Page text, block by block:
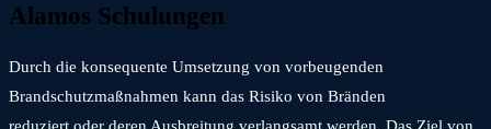
Alamos Schulungen
Durch die konsequente Umsetzung von vorbeugenden
Brandschutzmaßnahmen kann das Risiko von Bränden